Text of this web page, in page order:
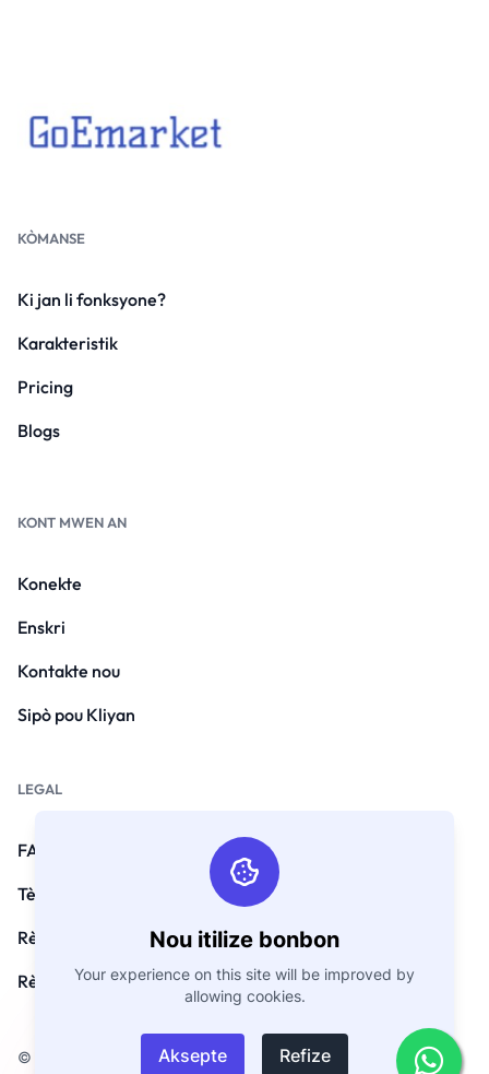
Nou itilize bonbon
Your experience on this site will be improved by
allowing cookies.
Aksepte Refize
KÒMANSE
Ki jan li fonksyone?
Karakteristik
Pricing
Blogs
KONT MWEN AN
Konekte
Enskri
Kontakte nou
Sipò pou Kliyan
LEGAL
FAQ
Tèm ak Kondisyon yo
Règleman sou enfòmasyon prive
Règleman ranbousman
© Copyright 2026. Tout dwa rezève pa GoEmarket.